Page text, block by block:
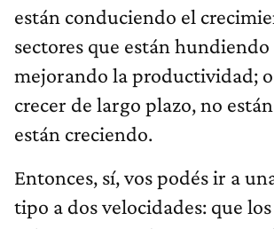
están conduciendo el
sectores que están
mejorando la productividad; o
crecer de largo plazo, no
están creciendo.
Entonces, sí, vos podés ir a
tipo a dos velocidades: que